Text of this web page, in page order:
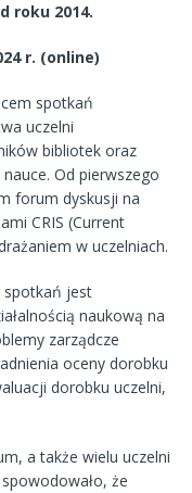
roku 2014.
r. (online)
spotkań
uczelni
bibliotek oraz
Od pierwszego
forum dyskusji na
CRIS (Current
w uczelniach.
spotkań jest
naukową na
zarządcze
oceny dorobku
dorobku uczelni,
a także wielu uczelni
że